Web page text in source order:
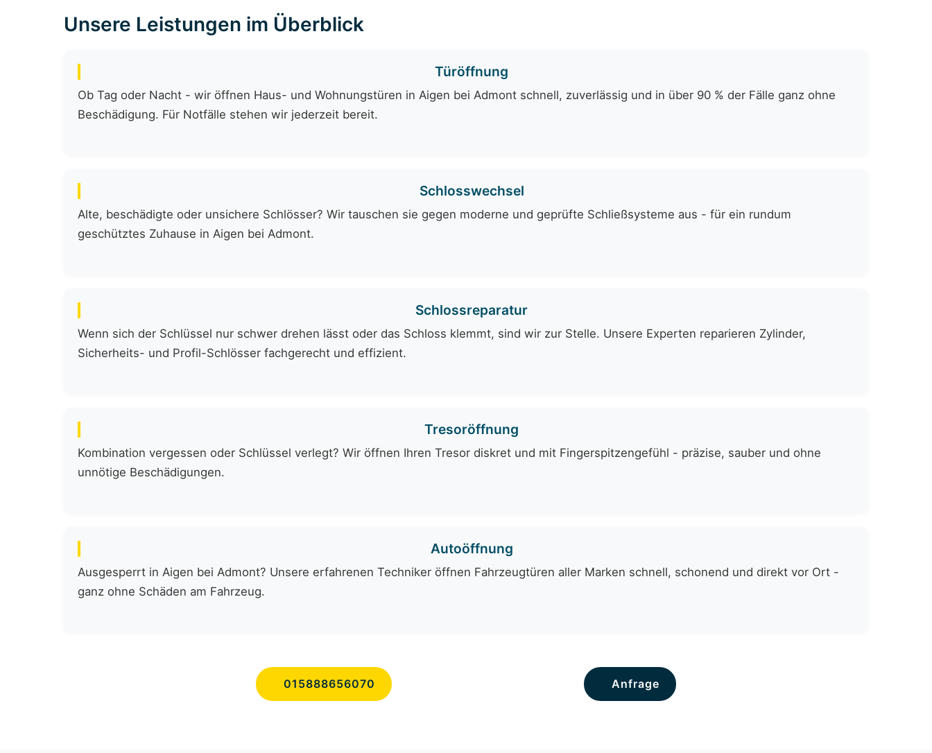
Unsere Leistungen im Überblick
Türöffnung
Ob Tag oder Nacht - wir öffnen Haus- und Wohnungstüren in Aigen bei Admont schnell, zuverlässig und in über 90 % der Fälle ganz ohne
Beschädigung. Für Notfälle stehen wir jederzeit bereit.
Schlosswechsel
Alte, beschädigte oder unsichere Schlösser? Wir tauschen sie gegen moderne und geprüfte Schließsysteme aus - für ein rundum
geschütztes Zuhause in Aigen bei Admont.
Schlossreparatur
Wenn sich der Schlüssel nur schwer drehen lässt oder das Schloss klemmt, sind wir zur Stelle. Unsere Experten reparieren Zylinder,
Sicherheits- und Profil-Schlösser fachgerecht und effizient.
Tresoröffnung
Kombination vergessen oder Schlüssel verlegt? Wir öffnen Ihren Tresor diskret und mit Fingerspitzengefühl - präzise, sauber und ohne
unnötige Beschädigungen.
Autoöffnung
Ausgesperrt in Aigen bei Admont? Unsere erfahrenen Techniker öffnen Fahrzeugtüren aller Marken schnell, schonend und direkt vor Ort -
ganz ohne Schäden am Fahrzeug.
015888656070 Anfrage